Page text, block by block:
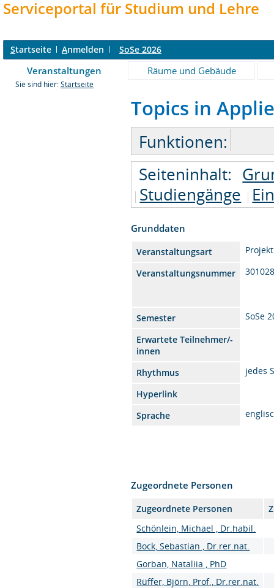
Serviceportal für Studium und Lehre
Startseite Anmelden SoSe 2026
Veranstaltungen Räume und Gebäude
Sie sind hier: Startseite
Topics in
Funktionen:
Seiteninhalt:
Studiengänge
Grunddaten
Veranstaltungsart
Projekt
Veranstaltungsnummer
Semester
SoSe
Erwartete Teilnehmer/-
innen
Rhythmus
jedes
Hyperlink
Sprache
Zugeordnete Personen
Zugeordnete Personen
Schönlein, Michael , Dr.habil.
Bock, Sebastian , Dr.rer.nat.
Gorban, Nataliia , PhD
Rüffer, Björn, Prof., Dr.rer.nat.